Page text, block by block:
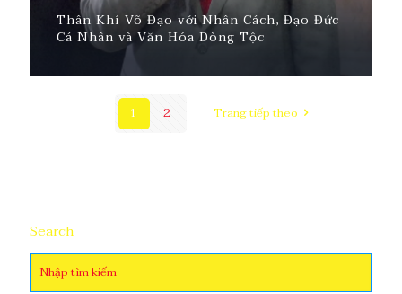
Thân Khí Võ Đạo với Nhân Cách, Đạo Đức
Cá Nhân và Văn Hóa Dòng Tộc
1 2 Trang tiếp theo
Search